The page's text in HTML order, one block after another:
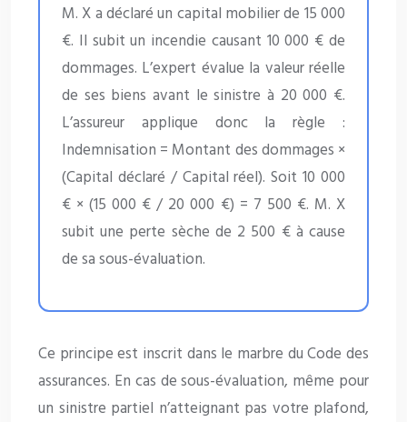
M. X a déclaré un capital mobilier de 15 000
€. Il subit un incendie causant 10 000 € de
dommages. L’expert évalue la valeur réelle
de ses biens avant le sinistre à 20 000 €.
L’assureur applique donc la règle :
Indemnisation = Montant des dommages ×
(Capital déclaré / Capital réel). Soit 10 000
€ × (15 000 € / 20 000 €) = 7 500 €. M. X
subit une perte sèche de 2 500 € à cause
de sa sous-évaluation.
Ce principe est inscrit dans le marbre du Code des
assurances. En cas de sous-évaluation, même pour
un sinistre partiel n’atteignant pas votre plafond,